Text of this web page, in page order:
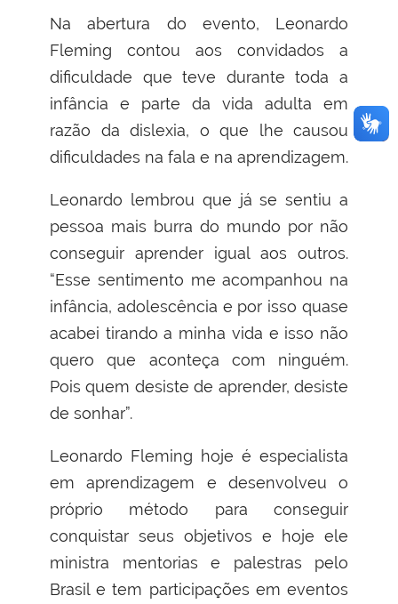
Na abertura do evento, Leonardo
Fleming contou aos convidados a
dificuldade que teve durante toda a
infância e parte da vida adulta em
razão da dislexia, o que lhe causou
dificuldades na fala e na aprendizagem.
Leonardo lembrou que já se sentiu a
pessoa mais burra do mundo por não
conseguir aprender igual aos outros.
“Esse sentimento me acompanhou na
infância, adolescência e por isso quase
acabei tirando a minha vida e isso não
quero que aconteça com ninguém.
Pois quem desiste de aprender, desiste
de sonhar”.
Leonardo Fleming hoje é especialista
em aprendizagem e desenvolveu o
próprio método para conseguir
conquistar seus objetivos e hoje ele
ministra mentorias e palestras pelo
Brasil e tem participações em eventos